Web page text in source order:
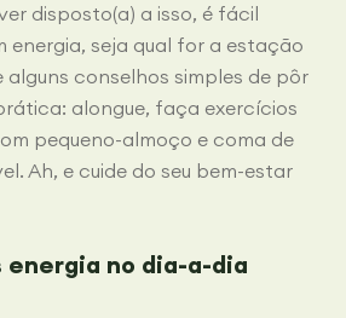
disposto(a) a isso, é fácil
energia, seja qual for a estação
alguns conselhos simples de pôr
alongue, faça exercícios
pequeno-almoço e coma de
Ah, e cuide do seu bem-estar
energia no dia-a-dia